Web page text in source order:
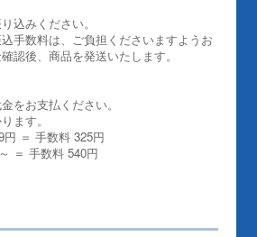
込みください。
手数料は、ご負担くださいますようお
認後、商品を発送いたします。
をお支払ください。
ます。
円 ＝ 手数料 325円
＝ 手数料 540円